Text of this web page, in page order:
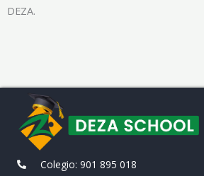
DEZA.
Colegio: 901 895 018